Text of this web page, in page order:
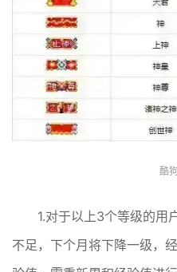
酷
1.对于以上3个等级的用
不足，下个月将下降一级，